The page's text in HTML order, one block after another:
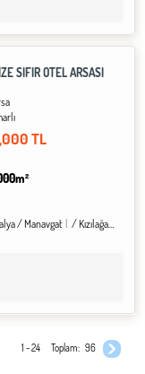
SIFIR OTEL ARSASI
TL
/ Manavgat / Kızılağaç Köyü
1 - 24 Toplam: 96